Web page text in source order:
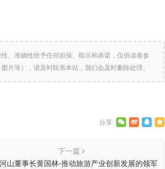
、准确性给予任何担保、暗示和承诺，仅供读者参
片等），请及时联系本站，我们会及时删除处理。
下一篇
山董事长黄国林-推动旅游产业创新发展的领军